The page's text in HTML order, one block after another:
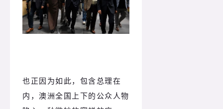
也正因为如此，包含总理在
内，澳洲全国上下的公众人物